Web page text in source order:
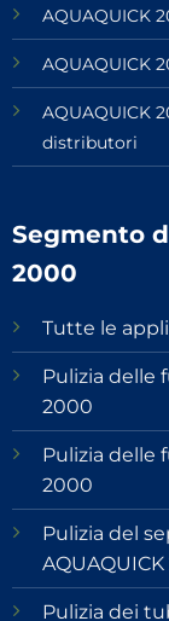
AQUAQUICK
AQUAQUICK
AQUAQUICK
distributori
Segmento
2000
Tutte le
Pulizia delle
2000
Pulizia delle
2000
Pulizia del
Pulizia dei